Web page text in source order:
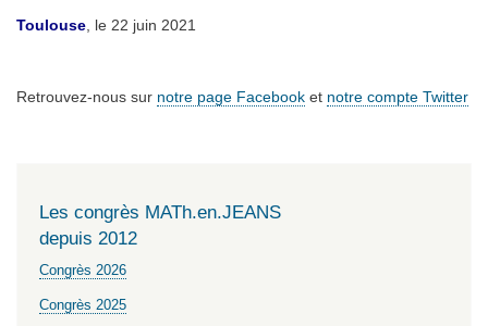
Toulouse , le 22 juin 2021
Retrouvez-nous sur notre page Facebook et notre compte Twitter
Les congrès MATh.en.JEANS
depuis 2012
Congrès 2026
Congrès 2025